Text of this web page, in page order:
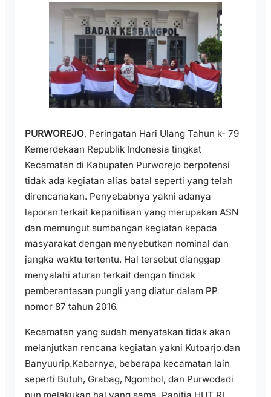
PURWOREJO, Peringatan Hari Ulang Tahun k- 79
Kemerdekaan Republik Indonesia tingkat
Kecamatan di Kabupaten Purworejo berpotensi
tidak ada kegiatan alias batal seperti yang telah
direncanakan. Penyebabnya yakni adanya
laporan terkait kepanitiaan yang merupakan ASN
dan memungut sumbangan kegiatan kepada
masyarakat dengan menyebutkan nominal dan
jangka waktu tertentu. Hal tersebut dianggap
menyalahi aturan terkait dengan tindak
pemberantasan pungli yang diatur dalam PP
nomor 87 tahun 2016.
Kecamatan yang sudah menyatakan tidak akan
melanjutkan rencana kegiatan yakni Kutoarjo.dan
Banyuurip.Kabarnya, beberapa kecamatan lain
seperti Butuh, Grabag, Ngombol, dan Purwodadi
pun melakukan hal yang sama. Panitia HUT RI